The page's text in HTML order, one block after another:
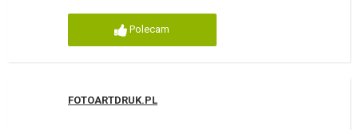
Polecam
FOTOARTDRUK.PL